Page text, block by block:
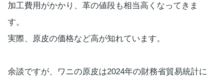
加工費用がかかり、革の値段も相当高くなってきま
す。
実際、原皮の価格など高が知れています。
余談ですが、ワニの原皮は2024年の財務省貿易統計に